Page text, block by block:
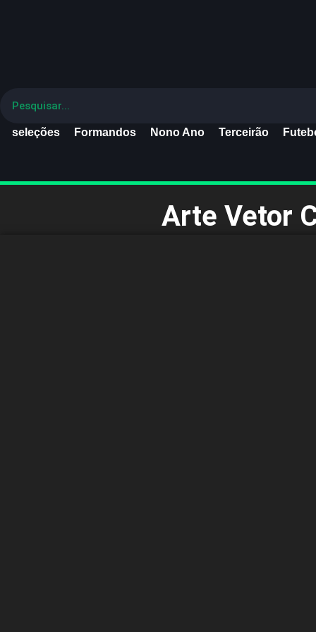
seleções Formandos Nono Ano Terceirão
Arte Vetor